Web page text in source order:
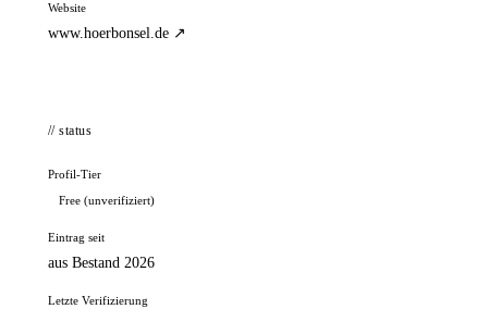
Website
www.hoerbonsel.de ↗
// status
Profil-Tier
Free (unverifiziert)
Eintrag seit
aus Bestand 2026
Letzte Verifizierung